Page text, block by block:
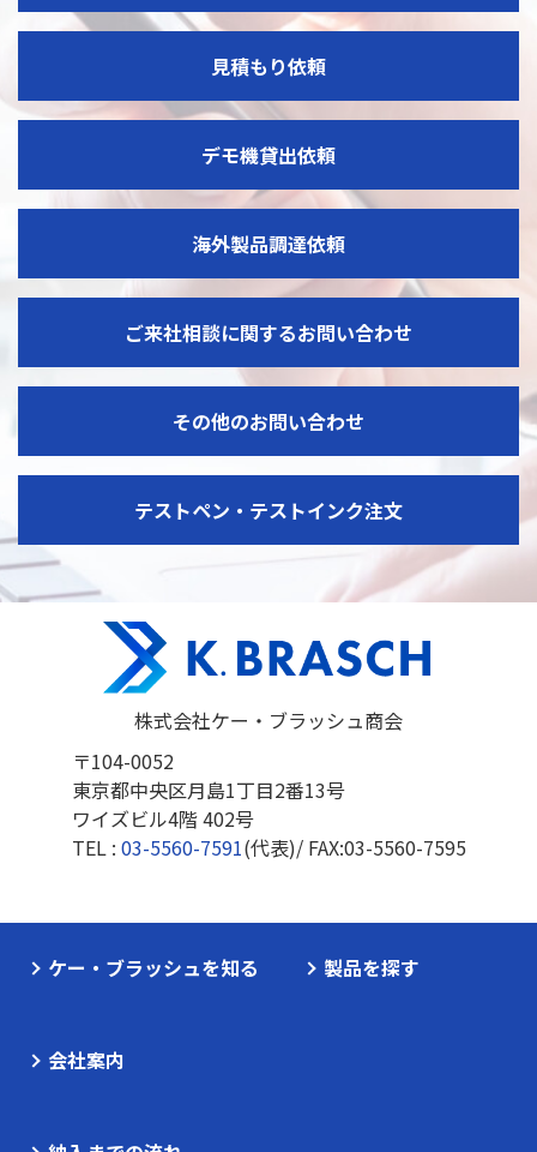
見積もり依頼
デモ機貸出依頼
海外製品調達依頼
ご来社相談に関するお問い合わせ
その他のお問い合わせ
テストペン・テストインク注文
株式会社ケー・ブラッシュ商会
〒104-0052
東京都中央区月島1丁目2番13号
ワイズビル4階 402号
TEL : 03-5560-7591(代表)/ FAX:03-5560-7595
ケー・ブラッシュを知る 製品を探す
会社案内